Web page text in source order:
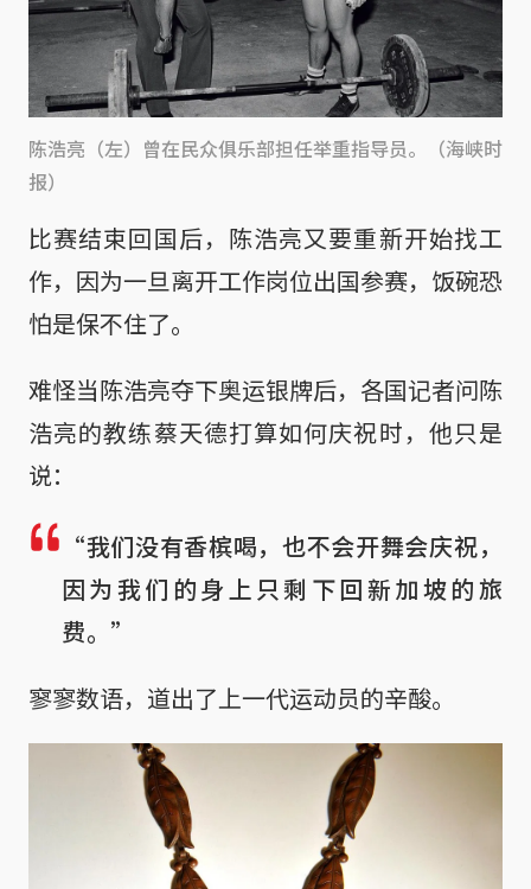
陈浩亮（左）曾在民众俱乐部担任举重指导员。（海峡时
报）
比赛结束回国后，陈浩亮又要重新开始找工
作，因为一旦离开工作岗位出国参赛，饭碗恐
怕是保不住了。
难怪当陈浩亮夺下奥运银牌后，各国记者问陈
浩亮的教练蔡天德打算如何庆祝时，他只是
说：
“我们没有香槟喝，也不会开舞会庆祝，
因为我们的身上只剩下回新加坡的旅
费。”
寥寥数语，道出了上一代运动员的辛酸。